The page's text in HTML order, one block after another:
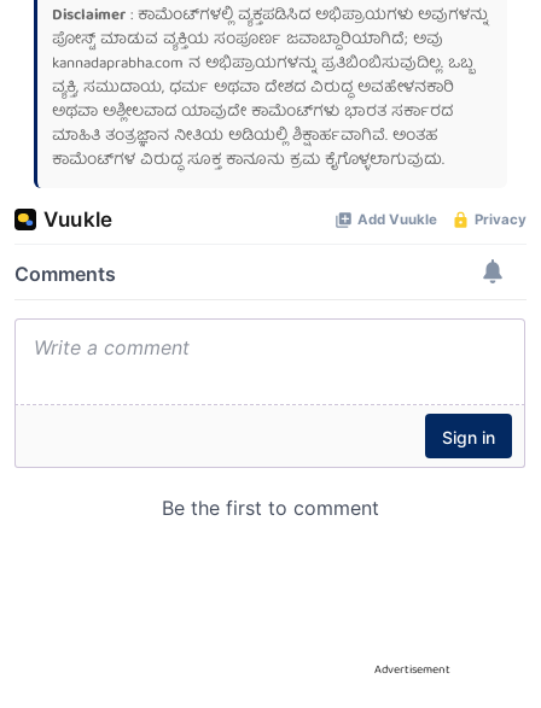
Disclaimer: ಕಾಮೆಂಟ್‌ಗಳಲ್ಲಿ ವ್ಯಕ್ತಪಡಿಸಿದ ಅಭಿಪ್ರಾಯಗಳು ಅವುಗಳನ್ನು
ಪೋಸ್ಟ್ ಮಾಡುವ ವ್ಯಕ್ತಿಯ ಸಂಪೂರ್ಣ ಜವಾಬ್ದಾರಿಯಾಗಿದೆ; ಅವು
kannadaprabha.com ನ ಅಭಿಪ್ರಾಯಗಳನ್ನು ಪ್ರತಿಬಿಂಬಿಸುವುದಿಲ್ಲ. ಒಬ್ಬ
ವ್ಯಕ್ತಿ, ಸಮುದಾಯ, ಧರ್ಮ ಅಥವಾ ದೇಶದ ವಿರುದ್ಧ ಅವಹೇಳನಕಾರಿ
ಅಥವಾ ಅಶ್ಲೀಲವಾದ ಯಾವುದೇ ಕಾಮೆಂಟ್‌ಗಳು ಭಾರತ ಸರ್ಕಾರದ
ಮಾಹಿತಿ ತಂತ್ರಜ್ಞಾನ ನೀತಿಯ ಅಡಿಯಲ್ಲಿ ಶಿಕ್ಷಾರ್ಹವಾಗಿವೆ. ಅಂತಹ
ಕಾಮೆಂಟ್‌ಗಳ ವಿರುದ್ಧ ಸೂಕ್ತ ಕಾನೂನು ಕ್ರಮ ಕೈಗೊಳ್ಳಲಾಗುವುದು.
Advertisement